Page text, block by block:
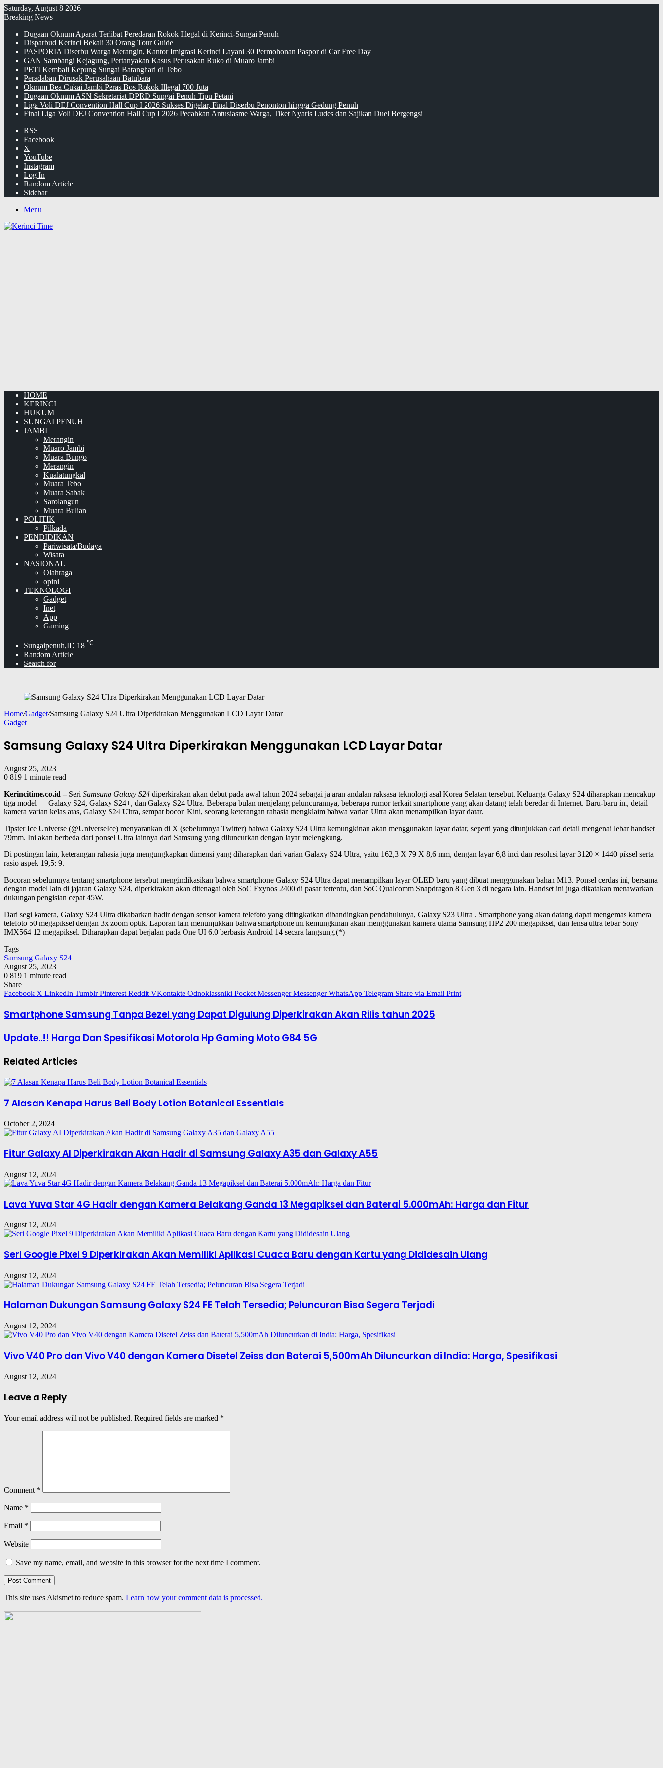
Saturday, August 8 2026
Breaking News
Dugaan Oknum Aparat Terlibat Peredaran Rokok Illegal di Kerinci-Sungai Penuh
Disparbud Kerinci Bekali 30 Orang Tour Guide
PASPORIA Diserbu Warga Merangin, Kantor Imigrasi Kerinci Layani 30 Permohonan Paspor di Car Free Day
GAN Sambangi Kejagung, Pertanyakan Kasus Perusakan Ruko di Muaro Jambi
PETI Kembali Kepung Sungai Batanghari di Tebo
Peradaban Dirusak Perusahaan Batubara
Oknum Bea Cukai Jambi Peras Bos Rokok Illegal 700 Juta
Dugaan Oknum ASN Sekretariat DPRD Sungai Penuh Tipu Petani
Liga Voli DEJ Convention Hall Cup I 2026 Sukses Digelar, Final Diserbu Penonton hingga Gedung Penuh
Final Liga Voli DEJ Convention Hall Cup I 2026 Pecahkan Antusiasme Warga, Tiket Nyaris Ludes dan Sajikan Duel Bergengsi
RSS
Facebook
X
YouTube
Instagram
Log In
Random Article
Sidebar
Menu
HOME
KERINCI
HUKUM
SUNGAI PENUH
JAMBI
Merangin
Muaro Jambi
Muara Bungo
Merangin
Kualatungkal
Muara Tebo
Muara Sabak
Sarolangun
Muara Bulian
POLITIK
Pilkada
PENDIDIKAN
Pariwisata/Budaya
Wisata
NASIONAL
Olahraga
opini
TEKNOLOGI
Gadget
Inet
App
Gaming
Sungaipenuh,ID 18 ℃
Random Article
Search for
Home/Gadget/Samsung Galaxy S24 Ultra Diperkirakan Menggunakan LCD Layar Datar
Gadget
Samsung Galaxy S24 Ultra Diperkirakan Menggunakan LCD Layar Datar
August 25, 2023
0 819 1 minute read
Kerincitime.co.id – Seri Samsung Galaxy S24 diperkirakan akan debut pada awal tahun 2024 sebagai jajaran andalan raksasa teknologi asal Korea Selatan tersebut. Keluarga Galaxy S24 diharapkan mencakup
tiga model — Galaxy S24, Galaxy S24+, dan Galaxy S24 Ultra. Beberapa bulan menjelang peluncurannya, beberapa rumor terkait smartphone yang akan datang telah beredar di Internet. Baru-baru ini, detail
kamera varian kelas atas, Galaxy S24 Ultra, sempat bocor. Kini, seorang keterangan rahasia mengklaim bahwa varian Ultra akan menampilkan layar datar.
Tipster Ice Universe (@UniverseIce) menyarankan di X (sebelumnya Twitter) bahwa Galaxy S24 Ultra kemungkinan akan menggunakan layar datar, seperti yang ditunjukkan dari detail mengenai lebar handset
79mm. Ini akan berbeda dari ponsel Ultra lainnya dari Samsung yang diluncurkan dengan layar melengkung.
Di postingan lain, keterangan rahasia juga mengungkapkan dimensi yang diharapkan dari varian Galaxy S24 Ultra, yaitu 162,3 X 79 X 8,6 mm, dengan layar 6,8 inci dan resolusi layar 3120 × 1440 piksel serta
rasio aspek 19,5: 9.
Bocoran sebelumnya tentang smartphone tersebut mengindikasikan bahwa smartphone Galaxy S24 Ultra dapat menampilkan layar OLED baru yang dibuat menggunakan bahan M13. Ponsel cerdas ini, bersama
dengan model lain di jajaran Galaxy S24, diperkirakan akan ditenagai oleh SoC Exynos 2400 di pasar tertentu, dan SoC Qualcomm Snapdragon 8 Gen 3 di negara lain. Handset ini juga dikatakan menawarkan
dukungan pengisian cepat 45W.
Dari segi kamera, Galaxy S24 Ultra dikabarkan hadir dengan sensor kamera telefoto yang ditingkatkan dibandingkan pendahulunya, Galaxy S23 Ultra . Smartphone yang akan datang dapat mengemas kamera
telefoto 50 megapiksel dengan 3x zoom optik. Laporan lain menunjukkan bahwa smartphone ini kemungkinan akan menggunakan kamera utama Samsung HP2 200 megapiksel, dan lensa ultra lebar Sony
IMX564 12 megapiksel. Diharapkan dapat berjalan pada One UI 6.0 berbasis Android 14 secara langsung.(*)
Tags
Samsung Galaxy S24
August 25, 2023
0 819 1 minute read
Share
Facebook X LinkedIn Tumblr Pinterest Reddit VKontakte Odnoklassniki Pocket Messenger Messenger WhatsApp Telegram Share via Email Print
Smartphone Samsung Tanpa Bezel yang Dapat Digulung Diperkirakan Akan Rilis tahun 2025
Update..!! Harga Dan Spesifikasi Motorola Hp Gaming Moto G84 5G
Related Articles
7 Alasan Kenapa Harus Beli Body Lotion Botanical Essentials
October 2, 2024
Fitur Galaxy AI Diperkirakan Akan Hadir di Samsung Galaxy A35 dan Galaxy A55
August 12, 2024
Lava Yuva Star 4G Hadir dengan Kamera Belakang Ganda 13 Megapiksel dan Baterai 5.000mAh: Harga dan Fitur
August 12, 2024
Seri Google Pixel 9 Diperkirakan Akan Memiliki Aplikasi Cuaca Baru dengan Kartu yang Dididesain Ulang
August 12, 2024
Halaman Dukungan Samsung Galaxy S24 FE Telah Tersedia; Peluncuran Bisa Segera Terjadi
August 12, 2024
Vivo V40 Pro dan Vivo V40 dengan Kamera Disetel Zeiss dan Baterai 5,500mAh Diluncurkan di India: Harga, Spesifikasi
August 12, 2024
Leave a Reply
Your email address will not be published. Required fields are marked *
Comment *
Name *
Email *
Website
Save my name, email, and website in this browser for the next time I comment.
This site uses Akismet to reduce spam. Learn how your comment data is processed.